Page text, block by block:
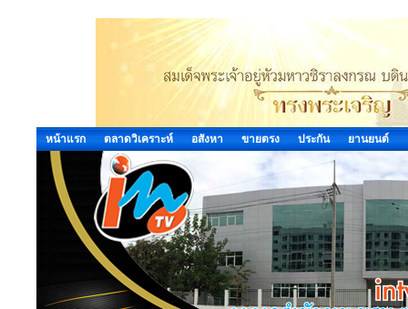
หน้าแรก ตลาดวิเคราะห์ อสังหา ขายตรง ประกัน ยานยนต์